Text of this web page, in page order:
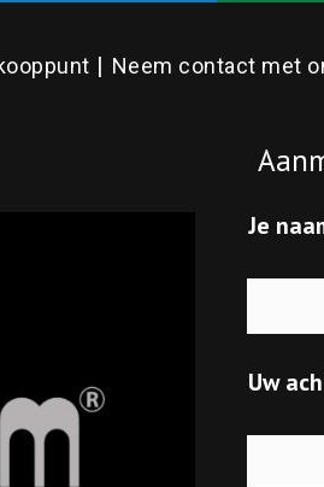
Neem contact met
Je
Uw